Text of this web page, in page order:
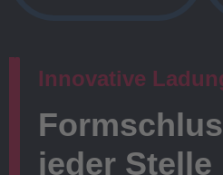
Innovative
jeder Stelle